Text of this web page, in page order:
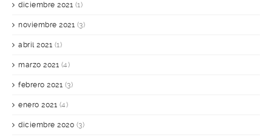
diciembre 2021 (1)
noviembre 2021 (3)
abril 2021 (1)
marzo 2021 (4)
febrero 2021 (3)
enero 2021 (4)
diciembre 2020 (3)